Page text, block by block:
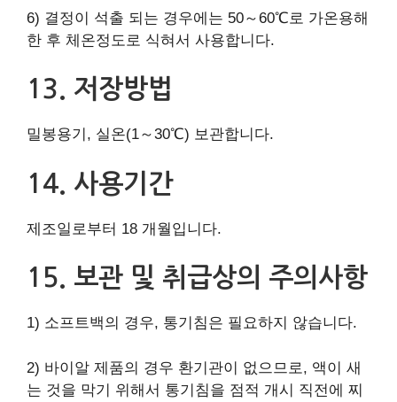
6) 결정이 석출 되는 경우에는 50～60℃로 가온용해
한 후 체온정도로 식혀서 사용합니다.
13. 저장방법
밀봉용기, 실온(1～30℃) 보관합니다.
14. 사용기간
제조일로부터 18 개월입니다.
15. 보관 및 취급상의 주의사항
1) 소프트백의 경우, 통기침은 필요하지 않습니다.
2) 바이알 제품의 경우 환기관이 없으므로, 액이 새
는 것을 막기 위해서 통기침을 점적 개시 직전에 찌